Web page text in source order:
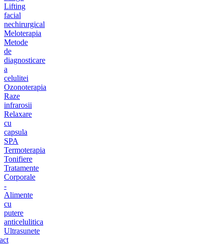
Lifting
facial
nechirurgical
Meloterapia
Metode
de
diagnosticare
a
celulitei
Ozonoterapia
Raze
infrarosii
Relaxare
cu
capsula
SPA
Termoterapia
Tonifiere
Tratamente
Corporale
-
Alimente
cu
putere
anticelulitica
Ultrasunete